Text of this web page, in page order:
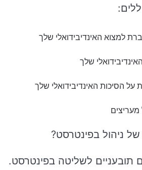
למצוא האינדיבידואלי שלך
שלך
על הסיכות האינדיבידואלי שלך
מעריצים
ניהול בפינטרסט?
תובעניים לשליטה בפינטרסט.